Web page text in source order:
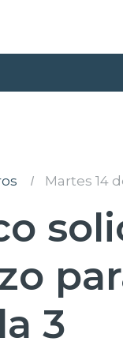
I Martes 14
3